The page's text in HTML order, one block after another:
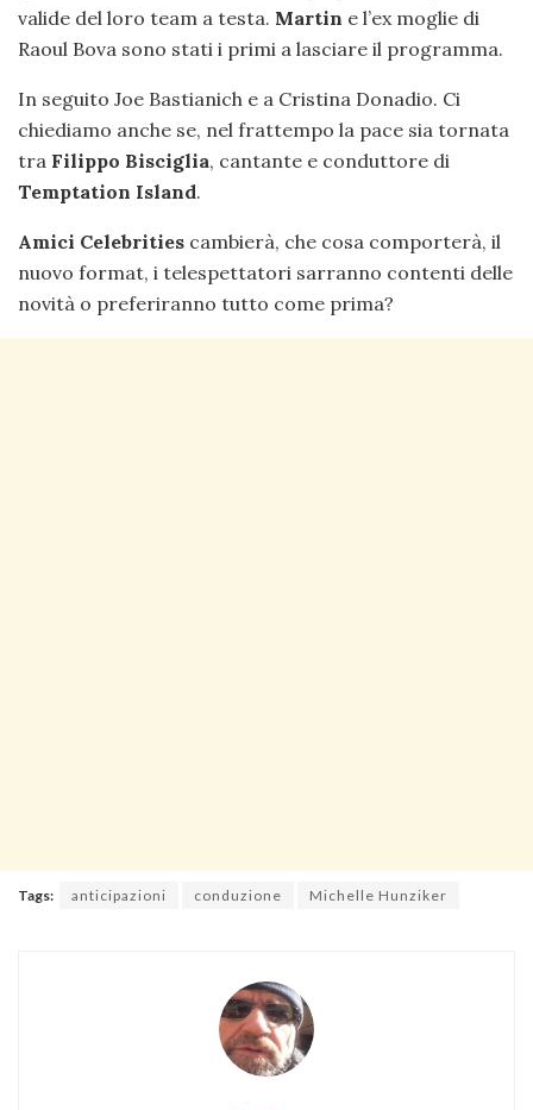
valide del loro team a testa. Martin e l’ex moglie di
Raoul Bova sono stati i primi a lasciare il programma.
In seguito Joe Bastianich e a Cristina Donadio. Ci
chiediamo anche se, nel frattempo la pace sia tornata
tra Filippo Bisciglia, cantante e conduttore di
Temptation Island.
Amici Celebrities cambierà, che cosa comporterà, il
nuovo format, i telespettatori sarranno contenti delle
novità o preferiranno tutto come prima?
Tags: anticipazioni conduzione Michelle Hunziker